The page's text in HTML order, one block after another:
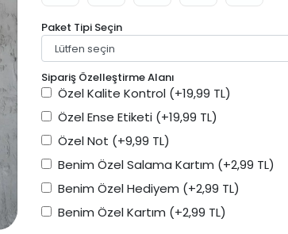
Paket Tipi Seçin
Sipariş Özelleştirme Alanı
Özel Kalite Kontrol (+19,99 TL)
Özel Ense Etiketi (+19,99 TL)
Özel Not (+9,99 TL)
Benim Özel Salama Kartım (+2,99 TL)
Benim Özel Hediyem (+2,99 TL)
Benim Özel Kartım (+2,99 TL)